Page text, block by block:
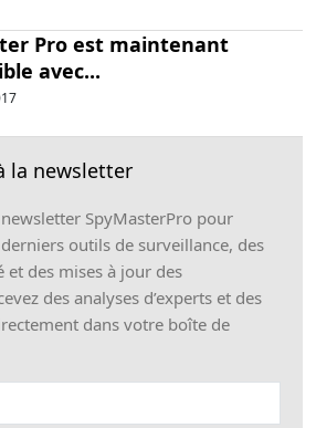
Pro est maintenant
avec...
la newsletter
SpyMasterPro pour
outils de surveillance, des
et des mises à jour des
des analyses d’experts et des
dans votre boîte de